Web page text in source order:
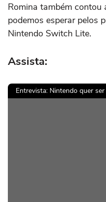
Romina também contou
podemos esperar pelos
Nintendo Switch Lite.
Assista:
Entrevista: Nintendo quer